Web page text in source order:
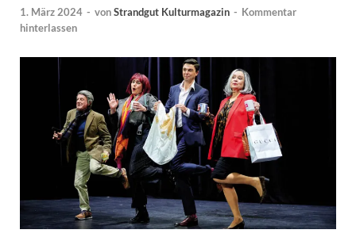
1. März 2024 - vonStrandgut Kulturmagazin - Kommentar
hinterlassen